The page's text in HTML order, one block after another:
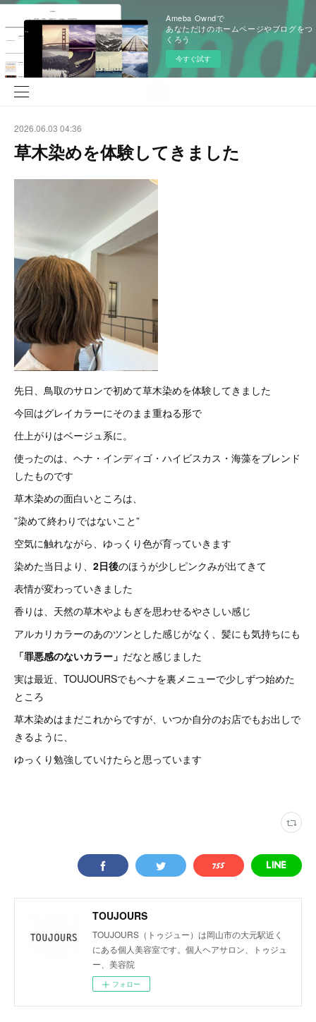
Ameba Owndで
あなただけのホームページやブログをつ
くろう
今すぐ試す
2026.06.03 04:36
草木染めを体験してきました
先日、鳥取のサロンで初めて草木染めを体験してきました
今回はグレイカラーにそのまま重ねる形で
仕上がりはベージュ系に。
使ったのは、ヘナ・インディゴ・ハイビスカス・海藻をブレンド
したものです
草木染めの面白いところは、
”染めて終わりではないこと”
空気に触れながら、ゆっくり色が育っていきます
染めた当日より、 2日後のほうが少しピンクみが出てきて
表情が変わっていきました
香りは、天然の草木やよもぎを思わせるやさしい感じ
アルカリカラーのあのツンとした感じがなく、髪にも気持ちにも
「罪悪感のないカラー」 だなと感じました
実は最近、TOUJOURSでもヘナを裏メニューで少しずつ始めた
ところ
草木染めはまだこれからですが、いつか自分のお店でもお出しで
きるように、
ゆっくり勉強していけたらと思っています
TOUJOURS
TOUJOURS（トゥジュー）は岡山市の大元駅近く
にある個人美容室です。個人ヘアサロン、トゥジュ
ー、美容院
フォロー